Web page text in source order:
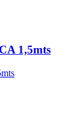
1,5mts